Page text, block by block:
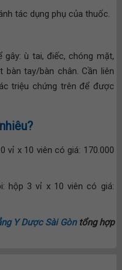
tác dụng phụ của thuốc.
gây: ù tai, điếc, chóng mặt,
tay/bàn chân. Cần liên
triệu chứng trên để được
vỉ x 10 viên có giá: 170.000
hộp 3 vỉ x 10 viên có giá:
Y Dược Sài Gòntổng hợp